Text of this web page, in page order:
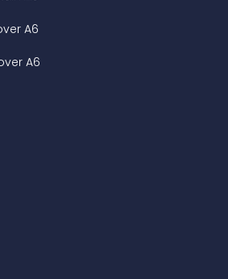
A6
A6